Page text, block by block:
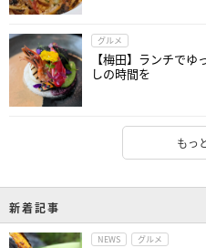
グルメ
【梅田】ランチで
しの時間を
もっ
新着記事
NEWS グルメ